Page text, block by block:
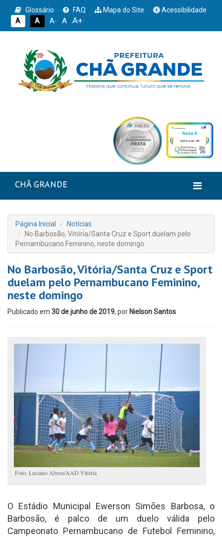
Glossário FAQ Mapa do Site
Acessibilidade
A
A A- A A+
CHÃ GRANDE
Página Inicial
Notícias
No Barbosão, Vitória/Santa Cruz e Sport duelam pelo
Pernambucano Feminino, neste domingo
No Barbosão, Vitória/Santa Cruz e Sport
duelam pelo Pernambucano Feminino,
neste domingo
Publicado em 30 de junho de 2019, por Nielson Santos
Foto: Luciano Abreu/AAD Vitória
O Estádio Municipal Ewerson Simões Barbosa, o
Barbosão, é palco de um duelo válida pelo
Campeonato Pernambucano de Futebol Feminino,